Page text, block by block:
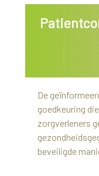
De
goedkeuring
zorgverleners
beveiligde